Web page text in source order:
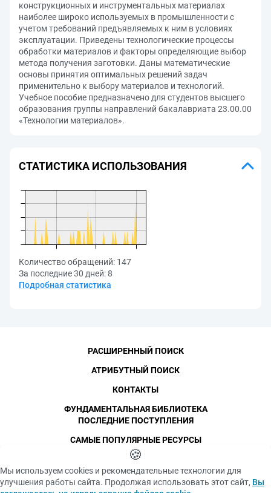
конструкционных и инструментальных материалах
наиболее широко используемых в промышленности с
учетом требований предъявляемых к ним в условиях
эксплуатации. Приведены технологические процессы
обработки материалов и факторы определяющие выбор
метода получения заготовки. Даны математические
основы принятия оптимальных решений задач
применительно к выбору материалов и технологий.
Учебное пособие предназначено для студентов высшего
образования группы направлений бакалавриата 23.00.00
«Технологии материалов».
СТАТИСТИКА ИСПОЛЬЗОВАНИЯ
Количество обращений: 147
За последние 30 дней:8
Подробная статистика
СПбПУ, 1996-2026
Авторские права и персональные данные
Фотографии размещены с согласия
изображённых лиц в соответствии
Политика конфиденциальности
РАСШИРЕННЫЙ ПОИСК
АТРИБУТНЫЙ ПОИСК
КОНТАКТЫ
ФУНДАМЕНТАЛЬНАЯ БИБЛИОТЕКА
ПОСЛЕДНИЕ ПОСТУПЛЕНИЯ
САМЫЕ ПОПУЛЯРНЫЕ РЕСУРСЫ
🍪
Мы используем cookies и рекомендательные технологии для
улучшения работы сайта. Продолжая использовать этот сайт, Вы